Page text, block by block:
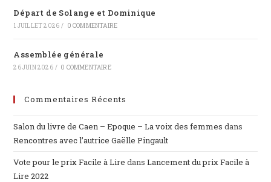
Départ de Solange et Dominique
1 JUILLET 2026 / 0 COMMENTAIRE
Assemblée générale
26 JUIN 2026 / 0 COMMENTAIRE
Commentaires Récents
Salon du livre de Caen – Epoque – La voix des femmes dans
Rencontres avec l’autrice Gaëlle Pingault
Vote pour le prix Facile à Lire dansLancement du prix Facile à
Lire 2022